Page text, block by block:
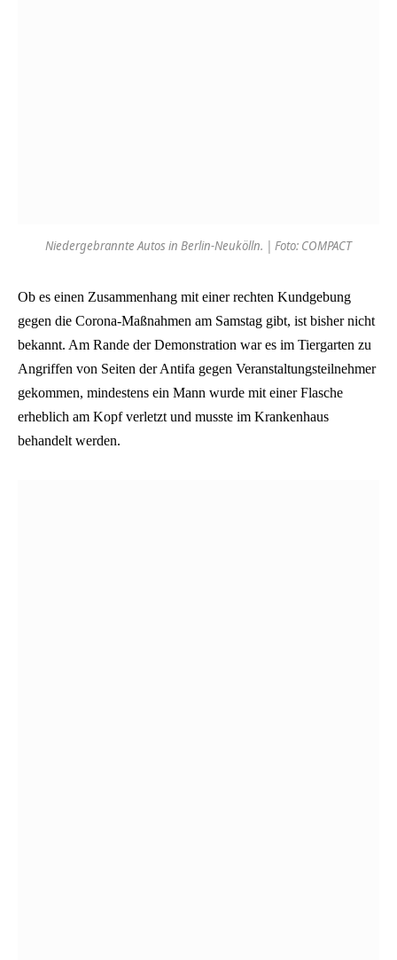
Niedergebrannte Autos in Berlin-Neukölln. | Foto: COMPACT
Ob es einen Zusammenhang mit einer rechten Kundgebung
gegen die Corona-Maßnahmen am Samstag gibt, ist bisher nicht
bekannt. Am Rande der Demonstration war es im Tiergarten zu
Angriffen von Seiten der Antifa gegen Veranstaltungsteilnehmer
gekommen, mindestens ein Mann wurde mit einer Flasche
erheblich am Kopf verletzt und musste im Krankenhaus
behandelt werden.